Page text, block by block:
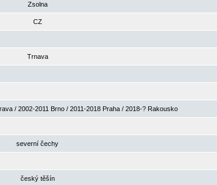
Zsolna
CZ
Trnava
/ 2002-2011 Brno / 2011-2018 Praha / 2018-? Rakousko
severní čechy
český těšín